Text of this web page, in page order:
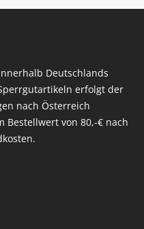
Deutschlands
erfolgt der
nach Österreich
Bestellwert von 80,-€ nach